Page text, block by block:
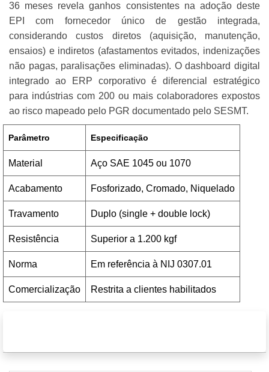
36 meses revela ganhos consistentes na adoção deste
EPI com fornecedor único de gestão integrada,
considerando custos diretos (aquisição, manutenção,
ensaios) e indiretos (afastamentos evitados, indenizações
não pagas, paralisações eliminadas). O dashboard digital
integrado ao ERP corporativo é diferencial estratégico
para indústrias com 200 ou mais colaboradores expostos
ao risco mapeado pelo PGR documentado pelo SESMT.
Parâmetro Especificação
Material Aço SAE 1045 ou 1070
Acabamento Fosforizado, Cromado, Niquelado
Travamento Duplo (single + double lock)
Resistência Superior a 1.200 kgf
Norma Em referência à NIJ 0307.01
Comercialização Restrita a clientes habilitados